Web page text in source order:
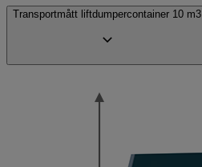
Transportmått liftdumpercontainer 10 m3